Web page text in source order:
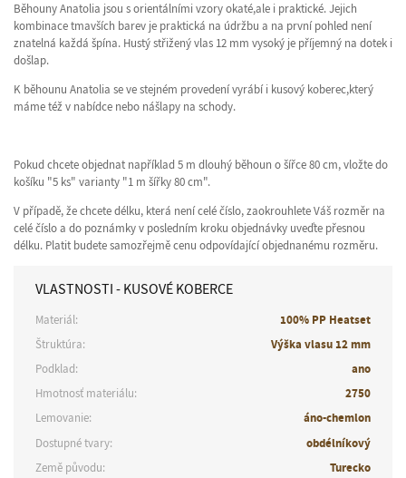
Běhouny Anatolia jsou s orientálními vzory okaté,ale i praktické. Jejich
kombinace tmavších barev je praktická na údržbu a na první pohled není
znatelná každá špína. Hustý střižený vlas 12 mm vysoký je příjemný na dotek i
došlap.
K běhounu Anatolia se ve stejném provedení vyrábí i kusový koberec,který
máme též v nabídce nebo nášlapy na schody.
Pokud chcete objednat například 5 m dlouhý běhoun o šířce 80 cm, vložte do
košíku "5 ks" varianty "1 m šířky 80 cm".
V případě, že chcete délku, která není celé číslo, zaokrouhlete Váš rozměr na
celé číslo a do poznámky v posledním kroku objednávky uveďte přesnou
délku. Platit budete samozřejmě cenu odpovídající objednanému rozměru.
VLASTNOSTI - KUSOVÉ KOBERCE
Materiál:
100% PP Heatset
Štruktúra:
Výška vlasu 12 mm
Podklad:
ano
Hmotnosť materiálu:
2750
Lemovanie:
áno-chemlon
Dostupné tvary:
obdélníkový
Země původu:
Turecko